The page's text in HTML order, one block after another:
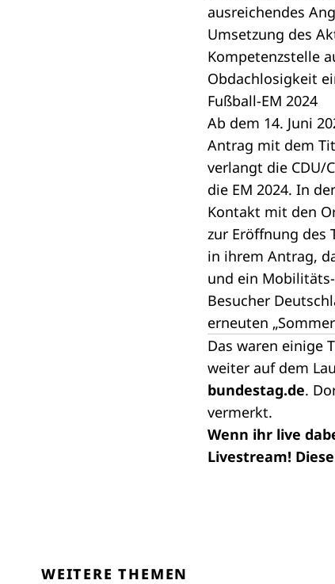
ausreichendes
Umsetzung des
Kompetenzstelle
Obdachlosigkeit
Fußball-EM 2024
Ab dem 14. Juni
Antrag mit dem
verlangt die CDU/
die EM 2024. In
Kontakt mit den
zur Eröffnung des
in ihrem Antrag,
und ein
Besucher
erneuten
Das waren einige
weiter auf dem
bundestag.de.
vermerkt.
Wenn ihr live
Livestream!
WEITERE THEMEN